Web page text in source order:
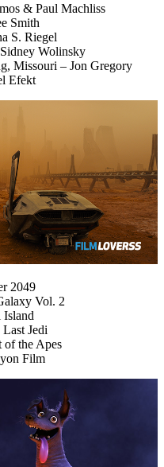
& Paul Machliss
Smith
S. Riegel
Wolinsky
Missouri – Jon Gregory
Efekt
2049
Vol. 2
Jedi
of the Apes
Film